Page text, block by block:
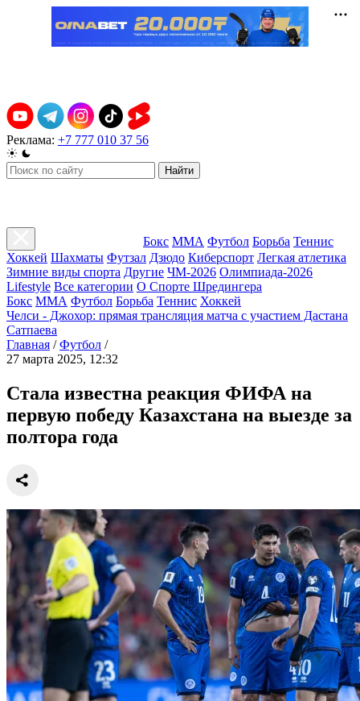
Реклама: +7 777 010 37 56
Найти
Бокс ММА Футбол Борьба Теннис
Хоккей Шахматы Футзал Дзюдо Киберспорт Легкая атлетика
Зимние виды спорта Другие ЧМ-2026 Олимпиада-2026
Lifestyle Все категории О Спорте Шредингера
Бокс ММА Футбол Борьба Теннис Хоккей
Челси - Джохор: прямая трансляция матча с участием Дастана
Сатпаева
Главная / Футбол /
27 марта 2025, 12:32
Стала известна реакция ФИФА на
первую победу Казахстана на выезде за
полтора года